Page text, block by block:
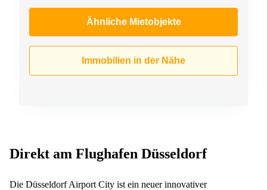
Ähnliche Mietobjekte
Immobilien in der Nähe
Direkt am Flughafen Düsseldorf
Die Düsseldorf Airport City ist ein neuer innovativer